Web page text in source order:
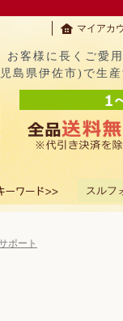
マイアカ
客様に長くご愛
島県伊佐市)で生
スルフ
ポート